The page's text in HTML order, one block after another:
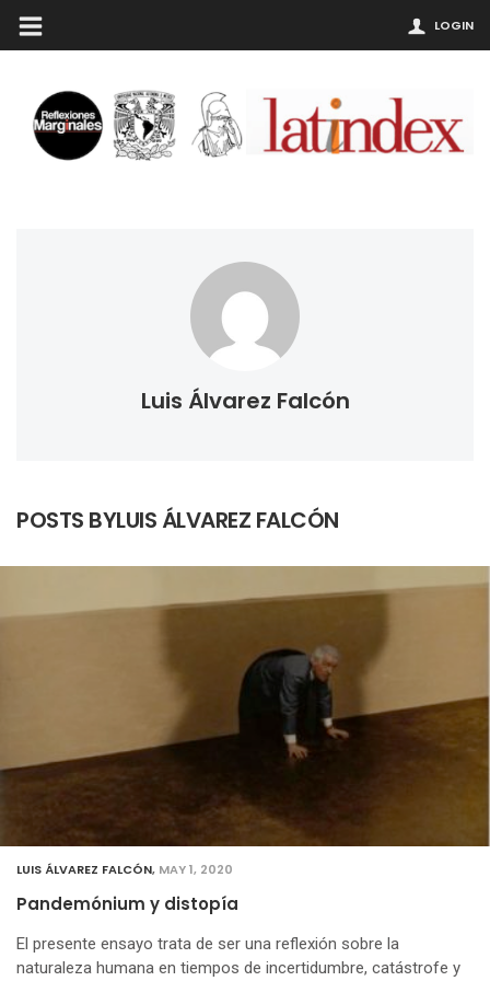
LOGIN
Luis Álvarez Falcón
POSTS BYLUIS ÁLVAREZ FALCÓN
LUIS ÁLVAREZ FALCÓN, MAY 1, 2020
Pandemónium y distopía
El presente ensayo trata de ser una reflexión sobre la
naturaleza humana en tiempos de incertidumbre, catástrofe y